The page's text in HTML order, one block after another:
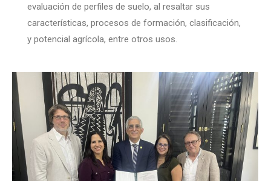
evaluación de perfiles de suelo, al resaltar sus
características, procesos de formación, clasificación,
y potencial agrícola, entre otros usos.